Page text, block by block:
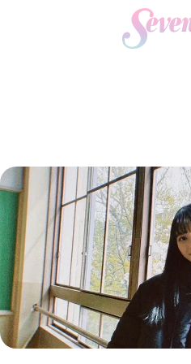
FASHION
ファッションニュース
モデル私服
着回し
着痩せ
BEAUTY
ビューティニュース
トレンドメイク
ベストコスメ
ヘアアレンジ・ヘアケア
スキンケア
ボディケア
SCHOOL
スクールニュース
制服コーデ
学校ヘアメイク
勉強・受験・進路
ENTERTAINMENT
エンタメニュース
なにわ男子
K-POP
LIFESTYLE
ライフスタイルニュース
JKランキング・アワード
JK TREND